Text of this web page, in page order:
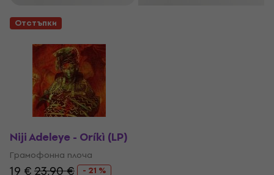
Отстъпки
Niji Adeleye - Oríkì (LP)
Грамофонна плоча
19 €23,90 €
- 21 %